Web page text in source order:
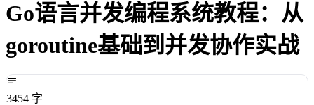
Go语言并发编程系统教程：从
goroutine基础到并发协作实战
3454 字